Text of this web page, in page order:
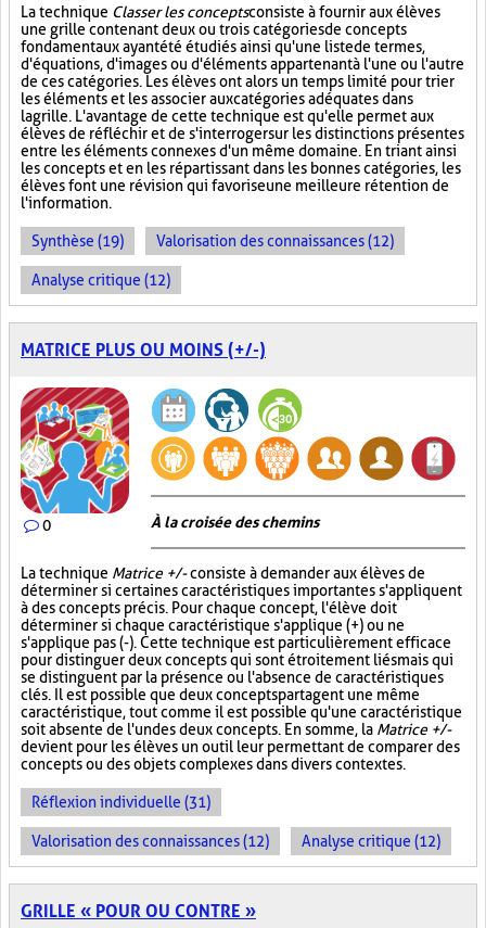
La technique Classer les conceptsconsiste à fournir aux élèves
une grille contenant deux ou trois catégories de concepts
fondamentaux ayant été étudiés ainsi qu'une liste de termes,
d'équations, d'images ou d'éléments appartenant à l'une ou l'autre
de ces catégories. Les élèves ont alors un temps limité pour trier
les éléments et les associer aux catégories adéquates dans
la grille. L'avantage de cette technique est qu'elle permet aux
élèves de réfléchir et de s'interroger sur les distinctions présentes
entre les éléments connexes d'un même domaine. En triant ainsi
les concepts et en les répartissant dans les bonnes catégories, les
élèves font une révision qui favorise une meilleure rétention de
l'information.
Synthèse (19) Valorisation des connaissances (12)
Analyse critique (12)
MATRICE PLUS OU MOINS (+/-)
0 À la croisée des chemins
La technique Matrice +/-consiste à demander aux élèves de
déterminer si certaines caractéristiques importantes s'appliquent
à des concepts précis. Pour chaque concept, l'élève doit
déterminer si chaque caractéristique s'applique (+) ou ne
s'applique pas (-). Cette technique est particulièrement efficace
pour distinguer deux concepts qui sont étroitement liés mais qui
se distinguent par la présence ou l'absence de caractéristiques
clés. Il est possible que deux concepts partagent une même
caractéristique, tout comme il est possible qu'une caractéristique
soit absente de l'un des deux concepts. En somme, la Matrice +/-
devient pour les élèves un outil leur permettant de comparer des
concepts ou des objets complexes dans divers contextes.
Réflexion individuelle (31)
Valorisation des connaissances (12) Analyse critique (12)
GRILLE « POUR OU CONTRE »